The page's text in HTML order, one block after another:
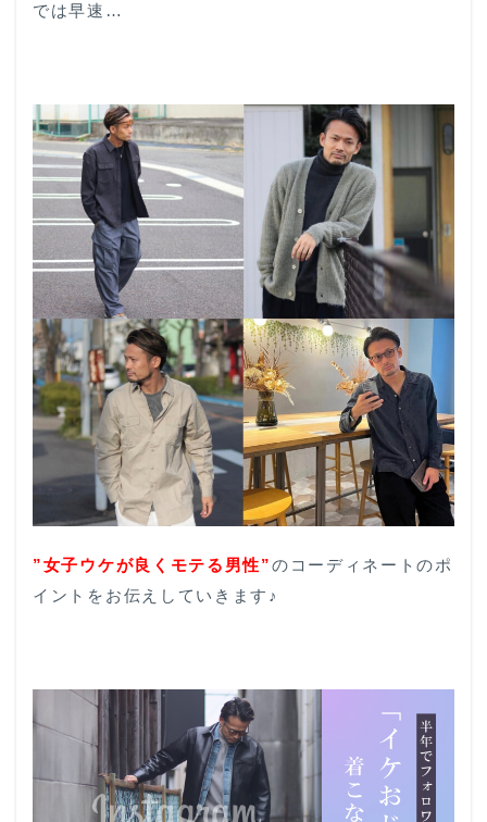
では早速…
”女子ウケが良く モテる男性”のコーディネートのポ
イントをお伝えしていきます♪